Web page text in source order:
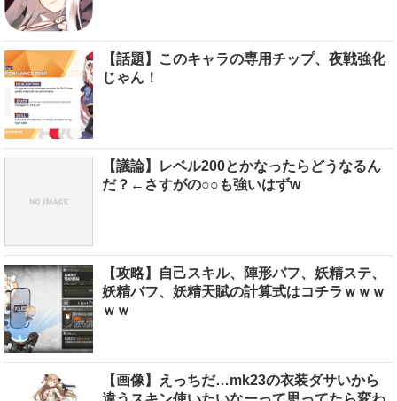
【話題】このキャラの専用チップ、夜戦強化
じゃん！
【議論】レベル200とかなったらどうなるん
だ？←さすがの○○も強いはずw
【攻略】自己スキル、陣形バフ、妖精ステ、
妖精バフ、妖精天賦の計算式はコチラｗｗｗ
ｗｗ
【画像】えっちだ…mk23の衣装ダサいから